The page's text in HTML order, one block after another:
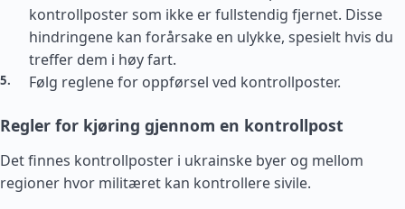
kontrollposter som ikke er fullstendig fjernet. Disse
hindringene kan forårsake en ulykke, spesielt hvis du
treffer dem i høy fart.
Følg reglene for oppførsel ved kontrollposter.
Regler for kjøring gjennom en kontrollpost
Det finnes kontrollposter i ukrainske byer og mellom
regioner hvor militæret kan kontrollere sivile.